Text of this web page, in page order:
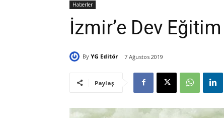
Haberler
İzmir’e Dev Eğitim
By YG Editör 7 Ağustos 2019
Paylaş